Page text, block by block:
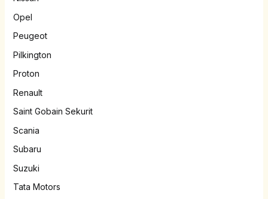
Opel
Peugeot
Pilkington
Proton
Renault
Saint Gobain Sekurit
Scania
Subaru
Suzuki
Tata Motors